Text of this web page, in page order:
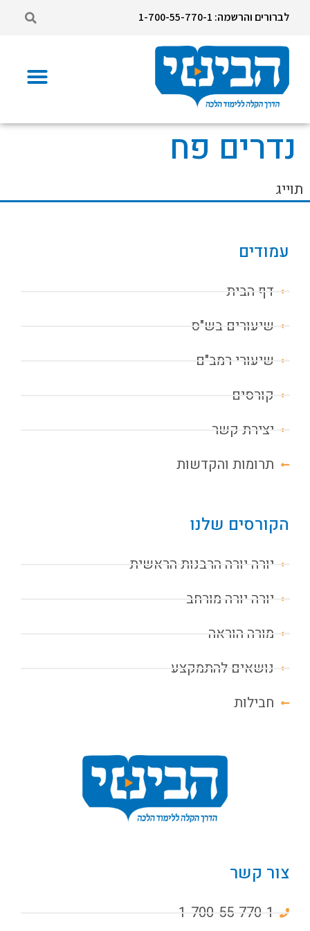
לברורים והרשמה: 1-700-55-770-1
נדרים פח
תוייג
עמודים
דף הבית
שיעורים בש"ס
שיעורי רמב"ם
קורסים
יצירת קשר
תרומות והקדשות
הקורסים שלנו
יורה יורה הרבנות הראשית
יורה יורה מורחב
מורה הוראה
נושאים להתמקצע
חבילות
צור קשר
1-700-55-770-1